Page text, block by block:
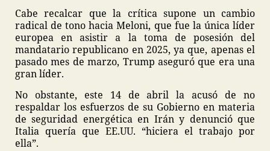
Cabe recalcar que la crítica supone un cambio
radical de tono hacia Meloni, que fue la única líder
europea en asistir a la toma de posesión del
mandatario republicano en 2025, ya que, apenas el
pasado mes de marzo, Trump aseguró que era una
gran líder.
No obstante, este 14 de abril la acusó de no
respaldar los esfuerzos de su Gobierno en materia
de seguridad energética en Irán y denunció que
Italia quería que EE.UU. “hiciera el trabajo por
ella”.